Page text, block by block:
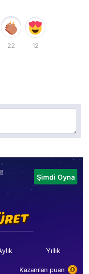
22 12
Şimdi Oyna
Yıllık
Kazanılan puan